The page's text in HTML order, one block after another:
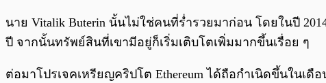
นาย Vitalik Buterin นั้นไม่ใช่คนที่ร่ำรวยมาก่อน โดยในปี
ปี จากนั้นทรัพย์สินที่เขามีอยู่ก็เริ่มเติบโตเพิ่มมากขึ้นเรื่อย ๆ
ต่อมาโปรเจคเหรียญคริปโต Ethereum ได้ถือกำเนิดขึ้นในเ